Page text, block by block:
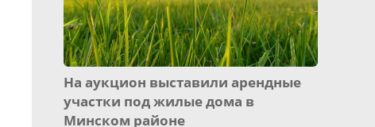
На аукцион выставили арендные
участки под жилые дома в
Минском районе